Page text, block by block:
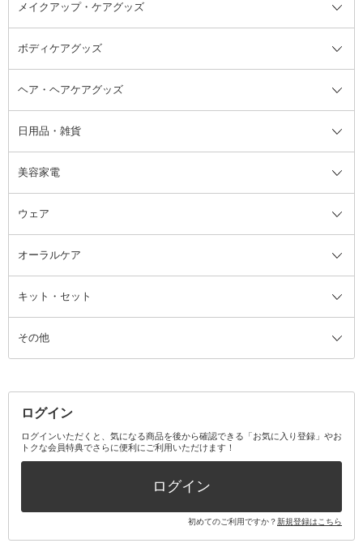
リムーバー・除光液
フレグランスミスト
その他香水・ヘアフレグランス
入浴剤・浴用料・バスソルト全て
バスソルト
メイクアップ・ケアグッズ
メイクアップ・ケアグッズ全て
コットン・綿棒
洗顔グッズ
ブラシ・チップ
ツィザー・毛抜き
カミソリ
ファンデーション・パウダーケー
ス
ミラー・鏡
ボディケアグッズ
ボディケアグッズ全て
マッサージ・ボディケアグッズ
かかと・角質ケアグッズ
絆創膏
ヘア・ヘアケアグッズ
ヘア・ヘアケアグッズ全て
ヘアゴム
ヘアバンド
ヘッドマッサージブラシ
日用品・雑貨
日用品・雑貨全て
柔軟剤
ルームフレグランス・ディフュー
ザー
アロマキャンドル
消臭剤・芳香剤
美容家電
美容家電全て
ボディケア美容家電
その他美容家電
ウェア
ウェア全て
レッグウェア
オーラルケア
オーラルケア全て
歯ブラシ
その他オーラルケア
キット・セット
キット・セット全て
ボディケアキット
その他キット・セット
その他
ログイン
ログインいただくと、気になる商品を後から確認できる「お気に入り登録」やお
トクな会員特典でさらに便利にご利用いただけます！
ログイン
初めてのご利用ですか？新規登録はこちら